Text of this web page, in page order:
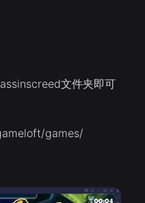
文件夹即可
games/